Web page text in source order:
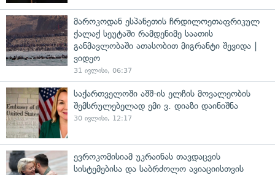
მაროკოდან ესპანეთის ჩრდილოეთაფრიკულ
ქალაქ სეუტაში რამდენიმე საათის
განმავლობაში ათასობით მიგრანტი შევიდა |
ვიდეო
31 ივლისი, 06:37
საქართველოში აშშ-ის ელჩის მოვალეობის
შემსრულებელად ემი ვ. დიაზი დაინიშნა
30 ივლისი, 12:17
ევროკომისიამ უკრაინას თავდაცვის
სისტემებისა და საბრძოლო ავიაციისთვის